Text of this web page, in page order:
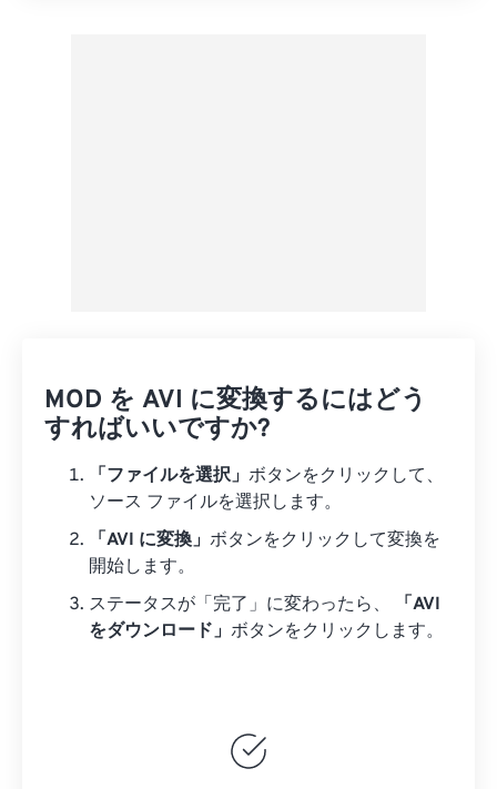
MOD を AVI に変換するにはどう
すればいいですか?
「ファイルを選択」 ボタンをクリックして、
ソース ファイルを選択します。
「AVI に変換」 ボタンをクリックして変換を
開始します。
ステータスが「完了」に変わったら、
「AVI
をダウンロード」 ボタンをクリックします。